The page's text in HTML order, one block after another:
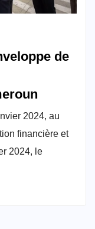
de
2024, au
financière et
2024, le